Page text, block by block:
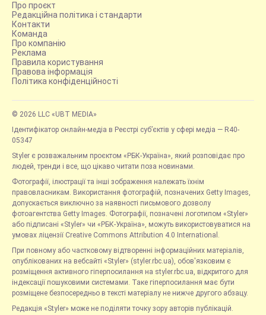
Про проєкт
Редакційна політика і стандарти
Контакти
Команда
Про компанію
Реклама
Правила користування
Правова інформація
Політика конфіденційності
© 2026 LLC «UBT MEDIA»
Ідентифікатор онлайн-медіа в Реєстрі суб’єктів у сфері медіа — R40-
05347
Styler є розважальним проєктом «РБК-Україна», який розповідає про
людей, тренди і все, що цікаво читати поза новинами.
Фотографії, ілюстрації та інші зображення належать їхнім
правовласникам. Використання фотографій, позначених Getty Images,
допускається виключно за наявності письмового дозволу
фотоагентства Getty Images. Фотографії, позначені логотипом «Styler»
або підписані «Styler» чи «РБК-Україна», можуть використовуватися на
умовах ліцензії Creative Commons Attribution 4.0 International.
При повному або частковому відтворенні інформаційних матеріалів,
опублікованих на вебсайті «Styler» (styler.rbc.ua), обов'язковим є
розміщення активного гіперпосилання на styler.rbc.ua, відкритого для
індексації пошуковими системами. Таке гіперпосилання має бути
розміщене безпосередньо в тексті матеріалу не нижче другого абзацу.
Редакція «Styler» може не поділяти точку зору авторів публікацій.